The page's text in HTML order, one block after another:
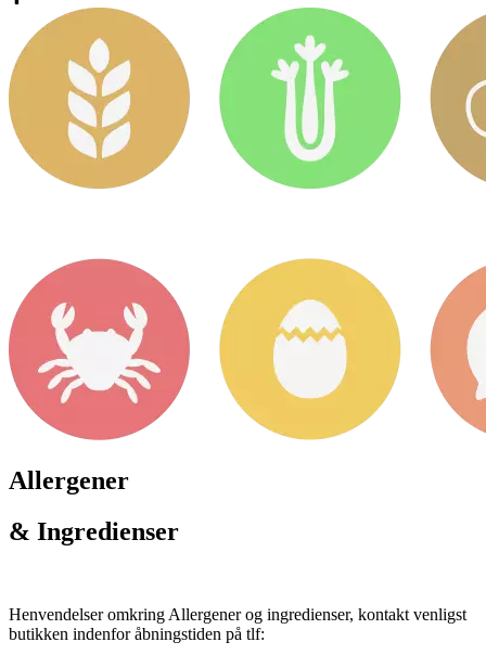
Allergener
& Ingredienser
Henvendelser omkring Allergener og ingredienser, kontakt venligst
butikken indenfor åbningstiden på tlf: